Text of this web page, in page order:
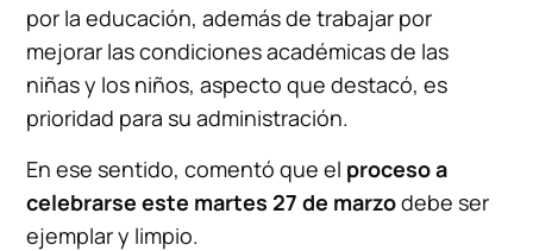
por la educación, además de trabajar por
mejorar las condiciones académicas de las
niñas y los niños, aspecto que destacó, es
prioridad para su administración.
En ese sentido, comentó que el proceso a
celebrarse este martes 27 de marzodebe ser
ejemplar y limpio.